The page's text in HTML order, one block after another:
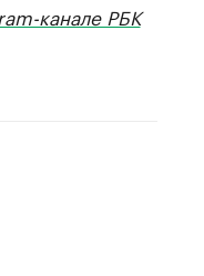
канале РБК